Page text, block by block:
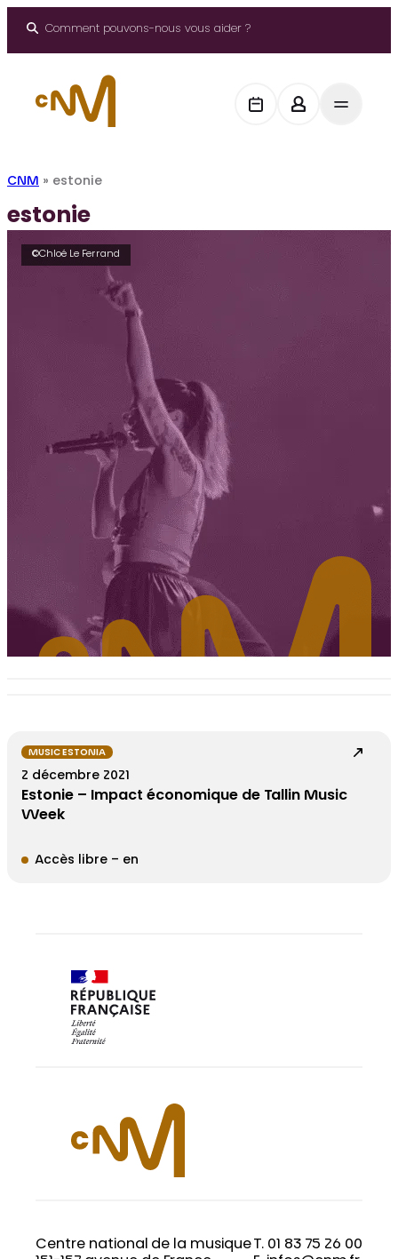
Comment pouvons-nous vous aider ?
CNM » estonie
estonie
©Chloé Le Ferrand
MUSIC ESTONIA
2 décembre 2021
Estonie – Impact économique de Tallin Music
Week
Accès libre – en
Centre national de la musiqueT. 01 83 75 26 00